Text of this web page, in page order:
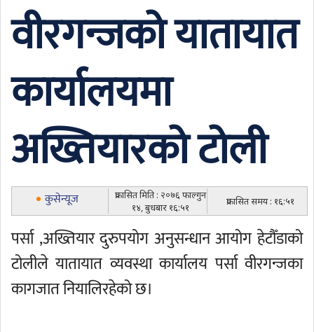
वीरगन्जको यातायात
कार्यालयमा
अख्तियारको टोली
कुसेन्यूज
प्रकासित मिति : २०७६ फाल्गुन
१४, बुधबार १६:५१
प्रकासित समय : १६:५१
पर्सा ,अख्तियार दुरुपयोग अनुसन्धान आयोग हेटौँडाको
टोलीले यातायात व्यवस्था कार्यालय पर्सा वीरगन्जका
कागजात नियालिरहेको छ।